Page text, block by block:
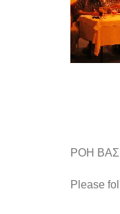
ΡΟΗ
Please